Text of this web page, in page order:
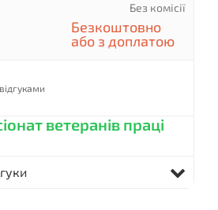
Без комісії
Безкоштовно
або з доплатою
ветеранів праці